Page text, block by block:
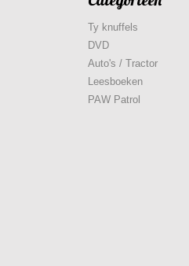
Ty knuffels
DVD
Auto's / Tractor
Leesboeken
PAW Patrol